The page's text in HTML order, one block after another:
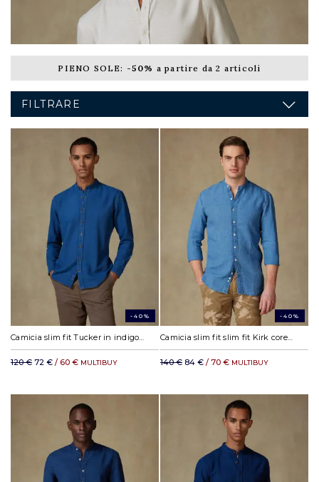
PIENO SOLE: -50% a partire da 2 articoli
FILTRARE
-40%
Camicia slim fit Tucker in indigo - Collo alla coreana
120 € 72 € / 60 € MULTIBUY
-40%
Camicia slim fit slim fit Kirk coreana colletto in lino cielo
140 € 84 € / 70 € MULTIBUY